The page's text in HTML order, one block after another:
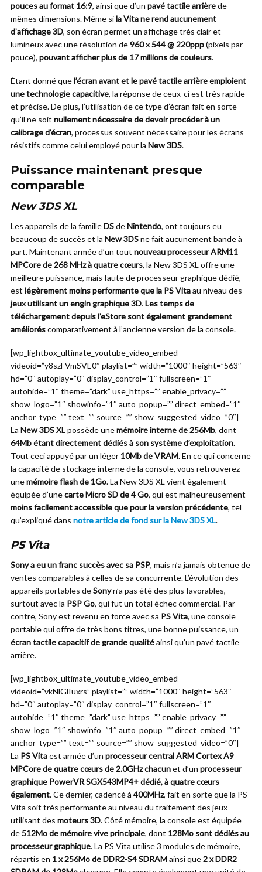
pouces au format 16:9, ainsi que d’un pavé tactile arrièrede
mêmes dimensions. Même sila Vita ne rend aucunement
d’affichage 3D, son écran permet un affichage très clair et
lumineux avec une résolution de960 x 544 @ 220ppp(pixels par
pouce), pouvant afficher plus de 17 millions de couleurs.
Étant donné quel’écran avant et le pavé tactile arrière emploient
une technologie capacitive, la réponse de ceux-ci est très rapide
et précise. De plus, l’utilisation de ce type d’écran fait en sorte
qu’il ne soit nullement nécessaire de devoir procéder à un
calibrage d’écran, processus souvent nécessaire pour les écrans
résistifs comme celui employé pour la New 3DS.
Puissance maintenant presque
comparable
New 3DS XL
Les appareils de la familleDSdeNintendo, ont toujours eu
beaucoup de succès et la New 3DSne fait aucunement bande à
part. Maintenant armée d’un tout nouveau processeur ARM11
MPCore de 268 MHz à quatre cœurs, la New 3DS XL offre une
meilleure puissance, mais faute de processeur graphique dédié,
est légèrement moins performante que la PS Vitaau niveau des
jeux utilisant un engin graphique 3D.Les temps de
téléchargement depuis l’eStore sont également grandement
amélioréscomparativement à l’ancienne version de la console.
[wp_lightbox_ultimate_youtube_video_embed
videoid=”y8szFVmSVE0″ playlist=”” width=”1000″ height=”563″
hd=”0″ autoplay=”0″ display_control=”1″ fullscreen=”1″
autohide=”1″ theme=”dark” use_https=”” enable_privacy=””
show_logo=”1″ showinfo=”1″ auto_popup=”” direct_embed=”1″
anchor_type=”” text=”” source=”” show_suggested_video=”0″]
La New 3DS XLpossède unemémoire interne de 256Mb, dont
64Mb étant directement dédiés à son système d’exploitation.
Tout ceci appuyé par un léger 10Mb de VRAM. En ce qui concerne
la capacité de stockage interne de la console, vous retrouverez
unemémoire flash de 1Go. La New 3DS XL vient également
équipée d’unecarte Micro SD de 4 Go, qui est malheureusement
moins facilement accessible que pour la version précédente, tel
qu’expliqué dans notre article de fond sur la New 3DS XL.
PS Vita
Sony a eu un franc succès avec sa PSP, mais n’a jamais obtenue de
ventes comparables à celles de sa concurrente. L’évolution des
appareils portables deSonyn’a pas été des plus favorables,
surtout avec la PSP Go, qui fut un total échec commercial. Par
contre, Sony est revenu en force avec sa PS Vita, une console
portable qui offre de très bons titres, une bonne puissance, un
écran tactile capacitif de grande qualitéainsi qu’un pavé tactile
arrière.
[wp_lightbox_ultimate_youtube_video_embed
videoid=”vkNlGlIuxrs” playlist=”” width=”1000″ height=”563″
hd=”0″ autoplay=”0″ display_control=”1″ fullscreen=”1″
autohide=”1″ theme=”dark” use_https=”” enable_privacy=””
show_logo=”1″ showinfo=”1″ auto_popup=”” direct_embed=”1″
anchor_type=”” text=”” source=”” show_suggested_video=”0″]
La PS Vitaest armée d’un processeur central ARM Cortex A9
MPCore de quatre cœurs de 2.0GHz chacunet d’un processeur
graphique PowerVR SGX543MP4+ dédié, à quatre cœurs
également. Ce dernier, cadencé à 400MHz, fait en sorte que la PS
Vita soit très performante au niveau du traitement des jeux
utilisant des moteurs 3D. Côté mémoire, la console est équipée
de512Mo de mémoire vive principale, dont 128Mo sont dédiés au
processeur graphique. La PS Vita utilise 3 modules de mémoire,
répartis en 1 x 256Mo de DDR2-S4 SDRAMainsi que2 x DDR2